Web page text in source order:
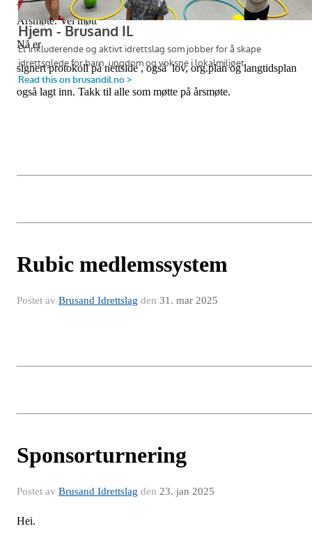
Trykk på linken over for å lese alle dokumenter vedrørende
Årsmøte. Vel møtt
Nå er
signert protokoll på nettside , også lov, org.plan og langtidsplan
også lagt inn. Takk til alle som møtte på årsmøte.
Rubic medlemssystem
Postet av Brusand Idrettslag den 31. mar 2025
Sponsorturnering
Postet av Brusand Idrettslag den 23. jan 2025
Hei.